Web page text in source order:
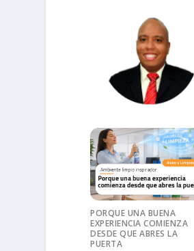
PORQUE UNA BUENA
EXPERIENCIA COMIENZA
DESDE QUE ABRES LA
PUERTA